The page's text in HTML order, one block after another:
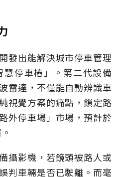
發出能解決城市停車管理
慧停車樁」。第二代設備
雷達，不僅能自動辨識車
視覺方案的痛點，鎖定路
外停車場」市場，預計於
攝影機，若鏡頭被路人或
判車輛是否已駛離。而毫